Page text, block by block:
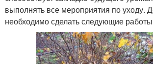
выполнять все мероприятия по уходу.
необходимо сделать следующие